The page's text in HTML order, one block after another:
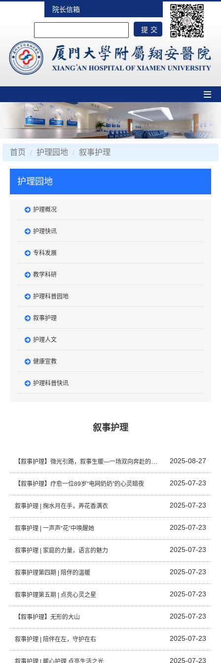
院长信箱
首页 护理园地 叙事护理
护理园地
护理概况
护理快讯
专科发展
教学科研
护理科普园地
叙事护理
护理人文
健康宣教
护理科普快讯
叙事护理
2025-08-27
【叙事护理】疗愈一位89岁“电网奶奶”的心灵暗夜 2025-07-23
叙事护理 | 掬水月在手，弄花香满衣 2025-07-23
叙事护理 | 一声声“花”中唤醒她 2025-07-23
叙事护理 | 家庭的力量，语言的魅力 2025-07-23
叙事护理第四期 | 陪伴的温暖 2025-07-23
叙事护理第五期 | 点亮心灵之星 2025-07-23
【叙事护理】无形的大山 2025-07-23
叙事护理 | 陪伴在左，守护在右 2025-07-23
叙事护理 | 暖心护理 点亮生活之光 2025-07-23